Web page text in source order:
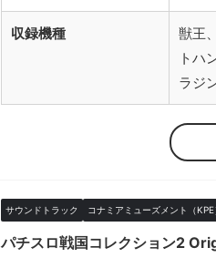
収録機種
獣王
トハ
ラジ
サウンドトラック コナミアミューズメント（KPE
パチスロ戦国コレクション2